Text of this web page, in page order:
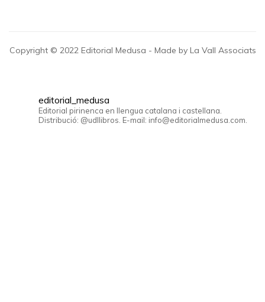
Copyright © 2022 Editorial Medusa - Made by La Vall Associats
editorial_medusa
Editorial pirinenca en llengua catalana i castellana.
Distribució: @udllibros. E-mail: info@editorialmedusa.com.